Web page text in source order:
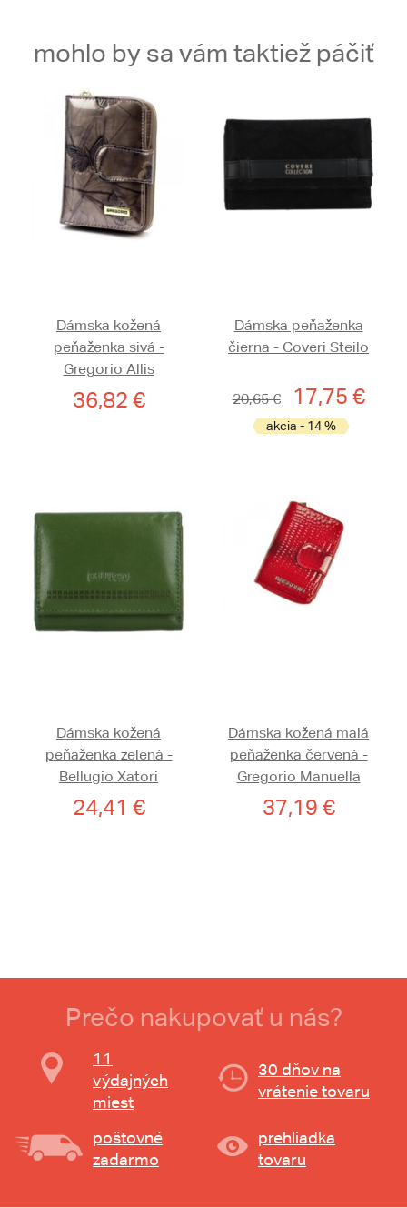
mohlo by sa vám taktiež páčiť
Dámska kožená
peňaženka sivá -
Gregorio Allis
36,82 €
Dámska peňaženka
čierna - Coveri Steilo
20,65 € 17,75 €
akcia - 14 %
Dámska kožená
peňaženka zelená -
Bellugio Xatori
24,41 €
Dámska kožená malá
peňaženka červená -
Gregorio Manuella
37,19 €
Prečo nakupovať u nás?
11
výdajných
miest
30 dňov na
vrátenie tovaru
poštovné
zadarmo
prehliadka
tovaru